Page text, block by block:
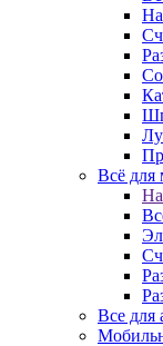
Всё для
Все для